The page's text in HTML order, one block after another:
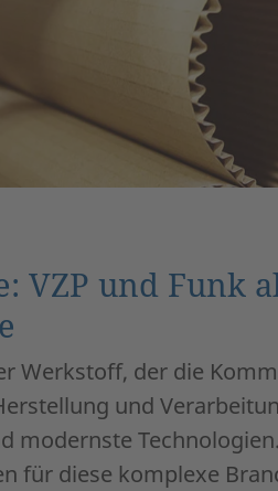
VZP und Funk
Werkstoff, der die
und
modernste
für diese komplexe